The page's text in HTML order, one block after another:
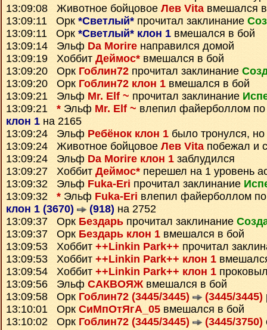
13:09:08 Животное бойцовое Лев Vitaвмешался
13:09:11 Орк *Светлый* прочитал заклинание
13:09:11 Орк *Светлый* клон 1 вмешался в бой
13:09:14 Эльф Da Morire направился домой
13:09:19 Хоббит Деймос* вмешался в бой
13:09:20 Орк Гоблин72 прочитал заклинание
13:09:20 Орк Гоблин72 клон 1 вмешался в бой
13:09:21 Эльф Mr. Elf ~ прочитал заклинание
13:09:21 * Эльф Mr. Elf ~ влепил файерболлом
клон 1 на 2165
13:09:24 Эльф Ребёнок клон 1 было тронулся,
13:09:24 Животное бойцовое Лев Vitaпобежал и
13:09:24 Эльф Da Morire клон 1 заблудился
13:09:27 Хоббит Деймос* перешел на 1 уровень
13:09:32 Эльф Fuka-Eri прочитал заклинание
13:09:32 * Эльф Fuka-Eri влепил файерболлом
клон 1 (3670)
(918) на 2752
13:09:37 Орк Бездарь прочитал заклинание
13:09:37 Орк Бездарь клон 1 вмешался в бой
13:09:53 Хоббит ++Linkin Park++ прочитал
13:09:53 Хоббит ++Linkin Park++ клон 1
13:09:54 Хоббит ++Linkin Park++ клон 1
13:09:56 Эльф САКВОЯЖвмешался в бой
13:09:58 Орк Гоблин72 (3445/3445) (3445/3445)
13:10:01 Орк СиМпОтЯгА_05 вмешался в бой
13:10:02 Орк Гоблин72 (3445/3445) (3445/3750)